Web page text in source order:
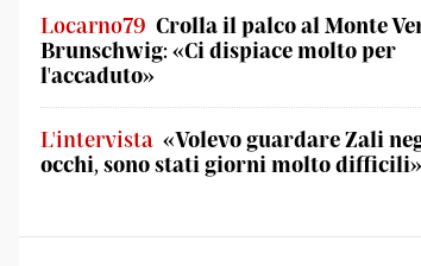
Locarno79 Crolla il palco al Monte
Brunschwig: «Ci dispiace molto per
l'accaduto»
L'intervista «Volevo guardare Zali
occhi, sono stati giorni molto difficili»